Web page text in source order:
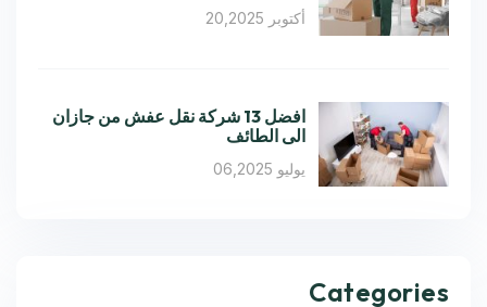
أكتوبر 20,2025
افضل 13 شركة نقل عفش من جازان
الى الطائف
يوليو 06,2025
Categories